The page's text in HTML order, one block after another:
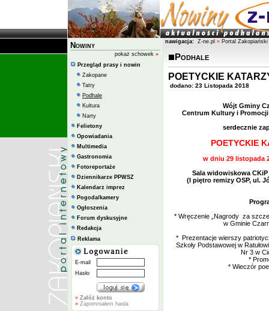
Nowiny
pokaż schowek »
Przegląd prasy i nowin
Zakopane
Tatry
Podhale
Kultura
Narty
Felietony
Opowiadania
Multimedia
Gastronomia
Fotoreportaże
Dziennikarze PPWSZ
Kalendarz imprez
Pogoda/kamery
Ogłoszenia
Forum dyskusyjne
Redakcja
Reklama
E-mail
Hasło
» Załóż konto
» Zapomniałem hasła
nawigacja: Z-ne.pl » Portal Zakopiański
Podhale
POETYCKIE
dodano: 23 Listopada 2018
Wójt Gminy
Centrum Kultury i
serdecznie
POETYCKIE
w dniu 29 listopada
Sala widowiskowa
(I piętro remizy OSP, ul.
* Wręczenie „Nagrody za
w Gminie
* Prezentacje wierszy
Szkoły Podstawowej w
Nr 3 w
*
* Wieczór